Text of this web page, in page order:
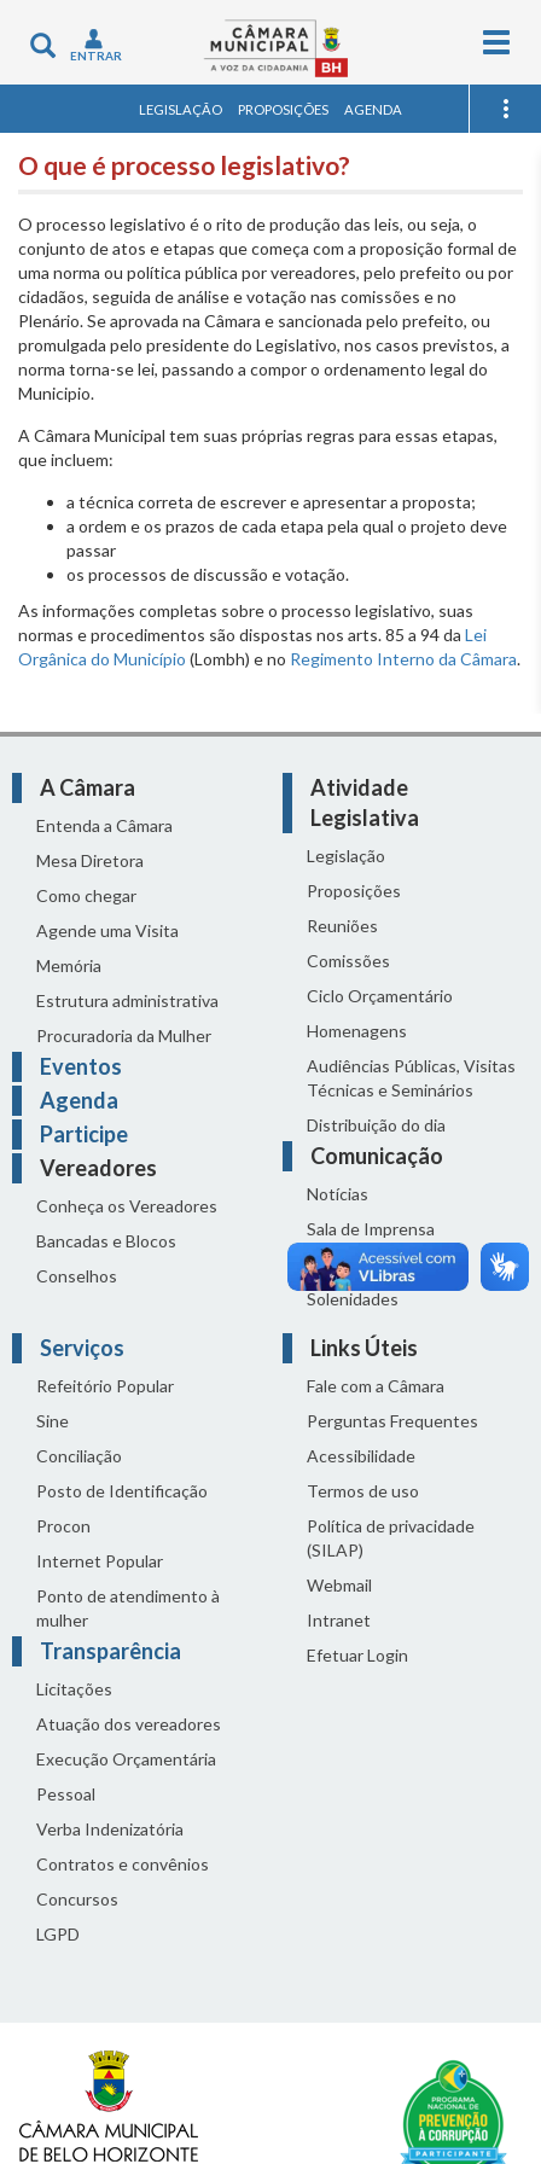
Toggle
navigation
ENTRAR
LEGISLAÇÃO PROPOSIÇÕES AGENDA
O que é processo legislativo?
O processo legislativo é o rito de produção das leis, ou seja, o
conjunto de atos e etapas que começa com a proposição formal de
uma norma ou política pública por vereadores, pelo prefeito ou por
cidadãos, seguida de análise e votação nas comissões e no
Plenário. Se aprovada na Câmara e sancionada pelo prefeito, ou
promulgada pelo presidente do Legislativo, nos casos previstos, a
norma torna-se lei, passando a compor o ordenamento legal do
Municipio.
A Câmara Municipal tem suas próprias regras para essas etapas,
que incluem:
a técnica correta de escrever e apresentar a proposta;
a ordem e os prazos de cada etapa pela qual o projeto deve
passar
os processos de discussão e votação.
As informações completas sobre o processo legislativo, suas
normas e procedimentos são dispostas nos arts. 85 a 94 da Lei
Orgânica do Município (Lombh) e no Regimento Interno da Câmara.
A Câmara
Entenda a Câmara
Mesa Diretora
Como chegar
Agende uma Visita
Memória
Estrutura administrativa
Procuradoria da Mulher
Eventos
Agenda
Participe
Vereadores
Conheça os Vereadores
Bancadas e Blocos
Conselhos
Atividade
Legislativa
Legislação
Proposições
Reuniões
Comissões
Ciclo Orçamentário
Homenagens
Audiências Públicas, Visitas
Técnicas e Seminários
Distribuição do dia
Comunicação
Notícias
Sala de Imprensa
Vídeos de Reuniões
Solenidades
Serviços
Refeitório Popular
Sine
Conciliação
Posto de Identificação
Procon
Internet Popular
Ponto de atendimento à
mulher
Transparência
Licitações
Atuação dos vereadores
Execução Orçamentária
Pessoal
Verba Indenizatória
Contratos e convênios
Concursos
LGPD
Links Úteis
Fale com a Câmara
Perguntas Frequentes
Acessibilidade
Termos de uso
Política de privacidade
(SILAP)
Webmail
Intranet
Efetuar Login